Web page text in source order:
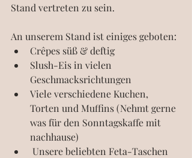
Stand vertreten zu sein.
An unserem Stand ist einiges geboten:
Crêpes süß & deftig
Slush-Eis in vielen
Geschmacksrichtungen
Viele verschiedene Kuchen,
Torten und Muffins (Nehmt gerne
was für den Sonntagskaffe mit
nachhause)
Unsere beliebten Feta-Taschen